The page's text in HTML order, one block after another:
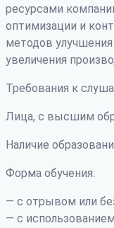
ресурсами
оптимизации и
методов
увеличения
Требования к
Лица, с высшим
Наличие
Форма обучения:
— с отрывом или
— с